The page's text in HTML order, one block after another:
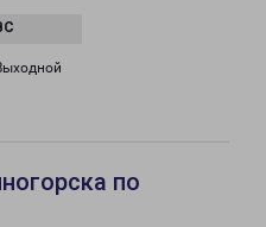
по